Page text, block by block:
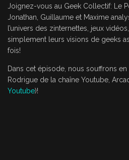
e
u
r
a
u
i
o
Joignez-vous au Geek Collectif: Le
Jonathan, Guillaume et Maxime
l’univers des zinternettes, jeux
simplement leurs visions de geeks
fois!
Dans cet épisode, nous souffrons
Rodrigue de la chaîne Youtube,
Youtube)!